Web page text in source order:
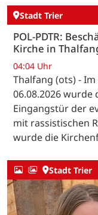
Stadt Trier
POL-PDTR:
Kirche in
04:04 Uhr
Thalfang (ots) -
06.08.2026
Eingangstür der
mit rassistischen
wurde die
Stadt Trier